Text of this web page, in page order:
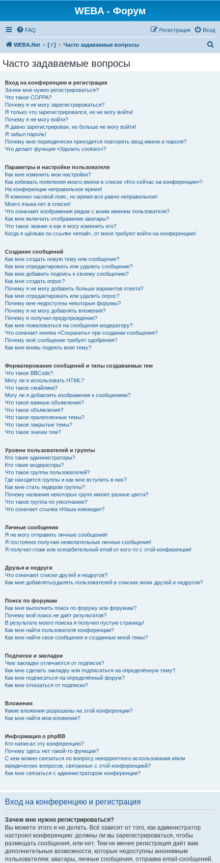
WEBA - Форум
FAQ Вход
Регистрация
WEBA.Net [ / ] Часто задаваемые вопросы
Часто задаваемые вопросы
Вход на конференцию и регистрация
Зачем мне нужно регистрироваться?
Что такое COPPA?
Почему я не могу зарегистрироваться?
Я только что зарегистрировался, но не могу войти!
Почему я не могу войти?
Я давно зарегистрирован, но больше не могу войти!
Я забыл пароль!
Почему мне периодически приходится повторять ввод имени и пароля?
Что делает функция «Удалить cookies»?
Параметры и настройки пользователя
Как мне изменить мои настройки?
Как избежать появления моего имени в списке «Кто сейчас на конференции»?
На конференции неправильное время!
Я изменил часовой пояс, но время всё равно неправильное!
Моего языка нет в списке!
Что означают изображения рядом с моим именем пользователя?
Как мне включить отображение аватары?
Что такое звание и как я могу изменить его?
Когда я щёлкаю по ссылке «email», от меня требуют войти на конференцию!
Создание сообщений
Как мне создать новую тему или сообщение?
Как мне отредактировать или удалить сообщение?
Как мне добавить подпись к своему сообщению?
Как мне создать опрос?
Почему я не могу добавить больше вариантов ответа?
Как мне отредактировать или удалить опрос?
Почему мне недоступны некоторые форумы?
Почему я не могу добавлять вложения?
Почему я получил предупреждение?
Как мне пожаловаться на сообщения модератору?
Что означает кнопка «Сохранить» при создании сообщения?
Почему моё сообщение требует одобрения?
Как мне вновь поднять мою тему?
Форматирование сообщений и типы создаваемых тем
Что такое BBCode?
Могу ли я использовать HTML?
Что такое смайлики?
Могу ли я добавлять изображения к сообщениям?
Что такое важные объявления?
Что такое объявления?
Что такое прилепленные темы?
Что такое закрытые темы?
Что такое значки тем?
Уровни пользователей и группы
Кто такие администраторы?
Кто такие модераторы?
Что такое группы пользователей?
Где находятся группы и как мне вступить в них?
Как мне стать лидером группы?
Почему названия некоторых групп имеют разные цвета?
Что такое группа по умолчанию?
Что означает ссылка «Наша команда»?
Личные сообщения
Я не могу отправить личные сообщения!
Я постоянно получаю нежелательные личные сообщения!
Я получил спам или оскорбительный email от кого-то с этой конференции!
Друзья и недруги
Что означают списки друзей и недругов?
Как мне добавлять/удалять пользователей в списках моих друзей и недругов?
Поиск по форумам
Как мне выполнить поиск по форуму или форумам?
Почему мой поиск не даёт результатов?
В результате моего поиска я получил пустую страницу!
Как мне найти пользователя конференции?
Как мне найти свои сообщения и созданные мной темы?
Подписки и закладки
Чем закладки отличаются от подписок?
Как мне сделать закладку или подписаться на определённую тему?
Как мне подписаться на определённый форум?
Как мне отказаться от подписки?
Вложения
Какие вложения разрешены на этой конференции?
Как мне найти мои вложения?
Информация о phpBB
Кто написал эту конференцию?
Почему здесь нет такой-то функции?
С кем можно связаться по вопросу некорректного использования и/или
юридических вопросов, связанных с этой конференцией?
Как мне связаться с администратором конференции?
Вход на конференцию и регистрация
Зачем мне нужно регистрироваться?
Вы можете этого и не делать. Всё зависит от того, как администратор
настроил конференцию: должны ли вы зарегистрироваться, чтобы
размещать сообщения, или нет. Тем не менее регистрация даёт вам
дополнительные возможности, которые недоступны анонимным
пользователям: аватары, личные сообщения, отправка email-сообщений,